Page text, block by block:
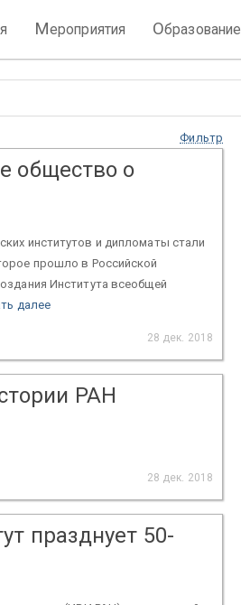
Мероприятия Образование
Фильтр
общество о
институтов и дипломаты стали
прошло в Российской
Института всеобщей
далее
28 дек. 2018
РАН
28 дек. 2018
празднует 50-